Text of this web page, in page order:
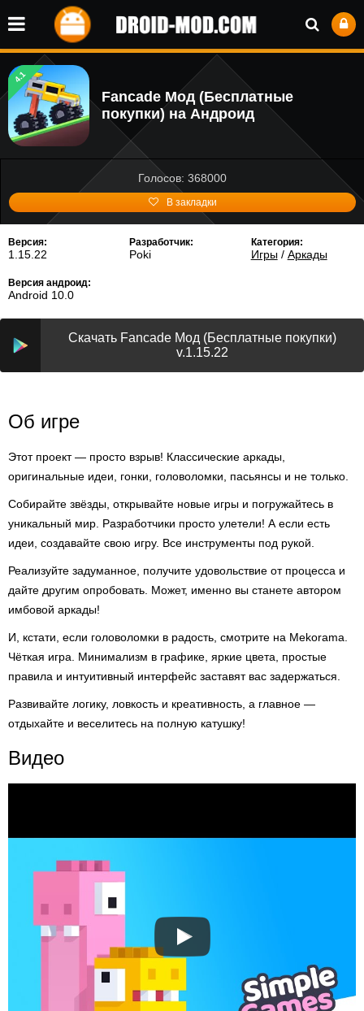
4.1
Fancade Мод (Бесплатные
покупки) на Андроид
Голосов: 368000
В закладки
Версия:
1.15.22
Разработчик:
Poki
Категория:
Игры/ Аркады
Версия андроид:
Android 10.0
Скачать Fancade Мод (Бесплатные покупки)
v.1.15.22
Об игре
Этот проект — просто взрыв! Классические аркады,
оригинальные идеи, гонки, головоломки, пасьянсы и не только.
Собирайте звёзды, открывайте новые игры и погружайтесь в
уникальный мир. Разработчики просто улетели! А если есть
идеи, создавайте свою игру. Все инструменты под рукой.
Реализуйте задуманное, получите удовольствие от процесса и
дайте другим опробовать. Может, именно вы станете автором
имбовой аркады!
И, кстати, если головоломки в радость, смотрите на Mekorama.
Чёткая игра. Минимализм в графике, яркие цвета, простые
правила и интуитивный интерфейс заставят вас задержаться.
Развивайте логику, ловкость и креативность, а главное —
отдыхайте и веселитесь на полную катушку!
Видео